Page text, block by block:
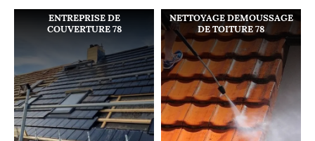
ENTREPRISE DE
COUVERTURE 78
NETTOYAGE DEMOUSSAGE
DE TOITURE 78